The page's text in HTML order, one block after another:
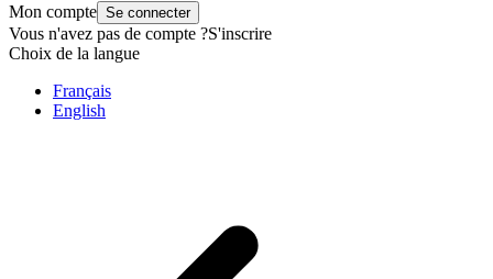
Mon compte Se connecter
Vous n'avez pas de compte ?S'inscrire
Choix de la langue
Français
English